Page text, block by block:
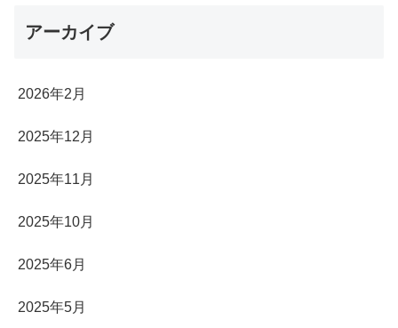
アーカイブ
2026年2月
2025年12月
2025年11月
2025年10月
2025年6月
2025年5月